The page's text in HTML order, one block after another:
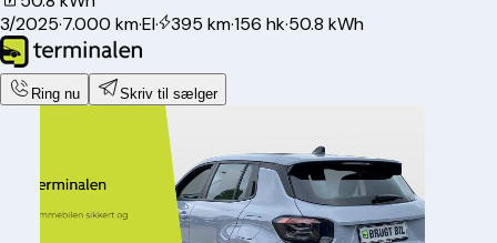
3/2025·7.000 km·El· 395 km·156 hk·50.8 kWh
Ring nu Skriv til sælger